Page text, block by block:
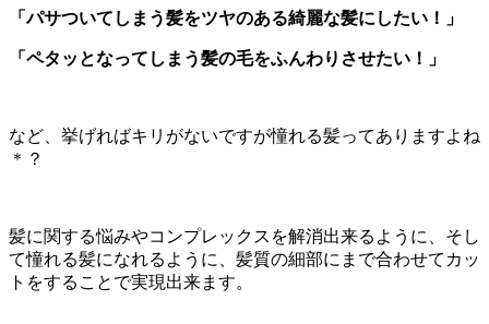
「パサついてしまう髪をツヤのある綺麗な髪にしたい！」
「ペタッとなってしまう髪の毛をふんわりさせたい！」
など、挙げればキリがないですが憧れる髪ってありますよね
＊？
髪に関する悩みやコンプレックスを解消出来るように、そし
て憧れる髪になれるように、髪質の細部にまで合わせてカッ
トをすることで実現出来ます。